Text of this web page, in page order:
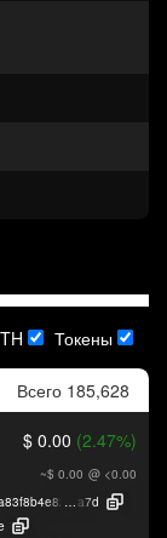
Токены
Всего 185,628
$ 0.00 (2.47%)
~$ 0.00 @ <0.00
a7d